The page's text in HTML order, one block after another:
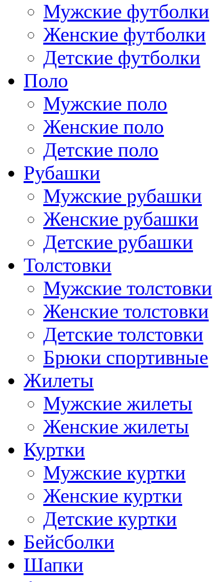
Мужские футболки
Женские футболки
Детские футболки
Поло
Мужские поло
Женские поло
Детские поло
Рубашки
Мужские рубашки
Женские рубашки
Детские рубашки
Толстовки
Мужские толстовки
Женские толстовки
Детские толстовки
Брюки спортивные
Жилеты
Мужские жилеты
Женские жилеты
Куртки
Мужские куртки
Женские куртки
Детские куртки
Бейсболки
Шапки